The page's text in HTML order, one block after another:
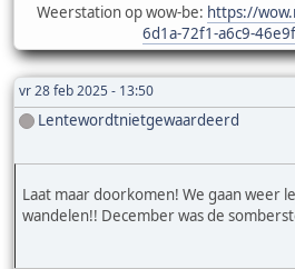
Weerstation op wow-be: https://
6d1a-72f1-a6c9-
vr 28 feb 2025 - 13:50
Lentewordtnietgewaardeerd
Laat maar doorkomen! We gaan weer
wandelen!! December was de